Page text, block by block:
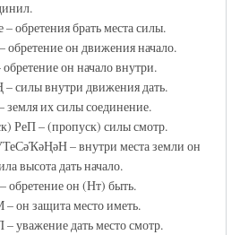
– обретения брать места силы.
он движения начало.
он начало внутри.
силы внутри движения дать.
их силы соединение.
РеП – (пропуск) силы смотр.
– внутри места земли он
высота дать начало.
обретение он (Нт) быть.
он защита место иметь.
уважение дать место смотр.